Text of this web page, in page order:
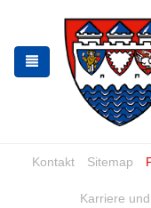
springen
springen
Kontakt Sitemap
Karriere